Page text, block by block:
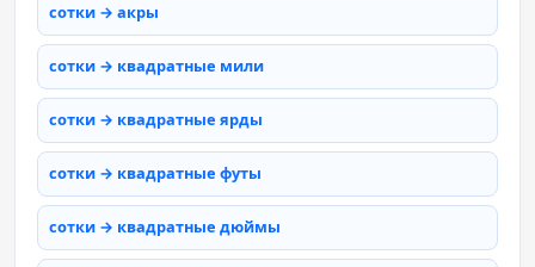
сотки → акры
сотки → квадратные мили
сотки → квадратные ярды
сотки → квадратные футы
сотки → квадратные дюймы